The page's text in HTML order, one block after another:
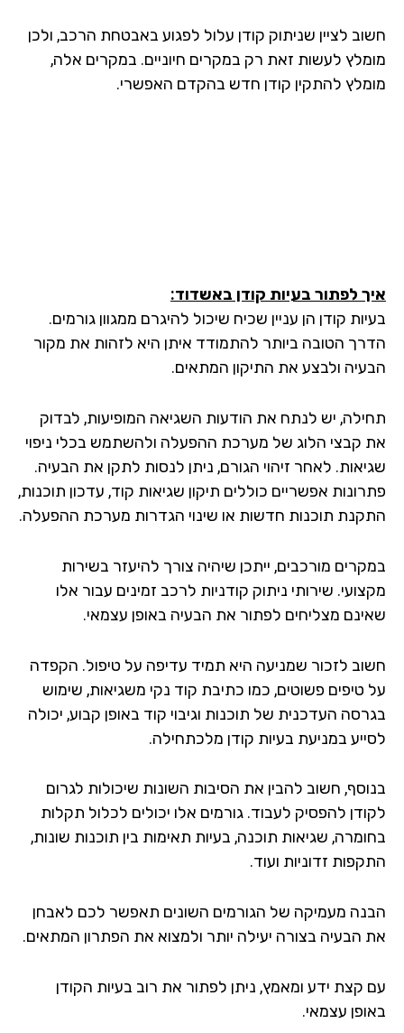
לציין שניתוק קודן עלול לפגוע באבטחת הרכב, ולכן
לעשות זאת רק במקרים חיוניים. במקרים אלה,
להתקין קודן חדש בהקדם האפשרי.
לפתור בעיות קודן באשדוד:
קודן הן עניין שכיח שיכול להיגרם ממגוון גורמים.
הטובה ביותר להתמודד איתן היא לזהות את מקור
ולבצע את התיקון המתאים.
יש לנתח את הודעות השגיאה המופיעות, לבדוק
קבצי הלוג של מערכת ההפעלה ולהשתמש בכלי ניפוי
לאחר זיהוי הגורם, ניתן לנסות לתקן את הבעיה.
אפשריים כוללים תיקון שגיאות קוד, עדכון תוכנות,
תוכנות חדשות או שינוי הגדרות מערכת ההפעלה.
מורכבים, ייתכן שיהיה צורך להיעזר בשירות
שירותי ניתוק קודניות לרכב זמינים עבור אלו
מצליחים לפתור את הבעיה באופן עצמאי.
לזכור שמניעה היא תמיד עדיפה על טיפול. הקפדה
טיפים פשוטים, כמו כתיבת קוד נקי משגיאות, שימוש
העדכנית של תוכנות וגיבוי קוד באופן קבוע, יכולה
במניעת בעיות קודן מלכתחילה.
חשוב להבין את הסיבות השונות שיכולות לגרום
להפסיק לעבוד. גורמים אלו יכולים לכלול תקלות
שגיאות תוכנה, בעיות תאימות בין תוכנות שונות,
זדוניות ועוד.
מעמיקה של הגורמים השונים תאפשר לכם לאבחן
הבעיה בצורה יעילה יותר ולמצוא את הפתרון המתאים.
קצת ידע ומאמץ, ניתן לפתור את רוב בעיות הקודן
עצמאי.